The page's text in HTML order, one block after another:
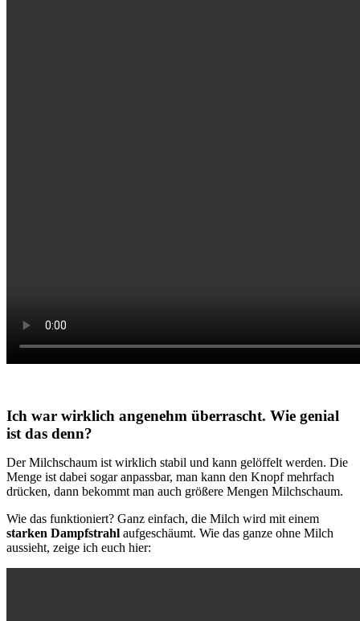
Ich war wirklich angenehm überrascht. Wie genial
ist das denn?
Der Milchschaum ist wirklich stabil und kann gelöffelt werden. Die
Menge ist dabei sogar anpassbar, man kann den Knopf mehrfach
drücken, dann bekommt man auch größere Mengen Milchschaum.
Wie das funktioniert? Ganz einfach, die Milch wird mit einem
starken Dampfstrahl aufgeschäumt. Wie das ganze ohne Milch
aussieht, zeige ich euch hier: